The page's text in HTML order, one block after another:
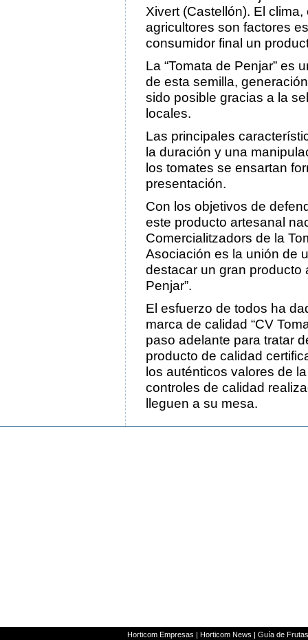
Xivert (Castellón). El
agricultores son factores
consumidor final un
La “Tomata de Penjar” es
de esta semilla,
sido posible gracias a la
locales.
Las principales
la duración y una
los tomates se ensartan
presentación.
Con los objetivos de
este producto artesanal
Comercialitzadors de la
Asociación es la unión de
destacar un gran producto
Penjar”.
El esfuerzo de todos ha
marca de calidad “CV
paso adelante para tratar
producto de calidad
los auténticos valores de
controles de calidad
lleguen a su mesa.
Horticom Empresas | Horticom News | Guía de